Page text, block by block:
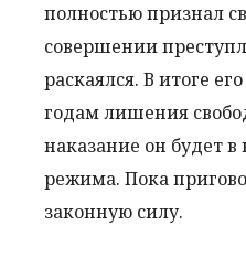
полностью признал
совершении
раскаялся. В итоге
годам лишения
наказание он будет в
режима. Пока
законную силу.